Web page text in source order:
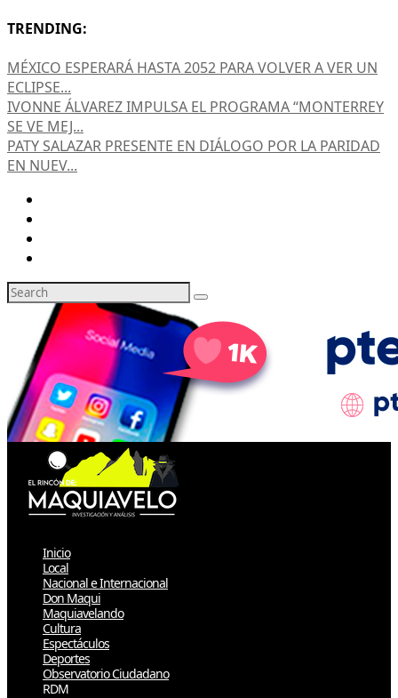
TRENDING:
MÉXICO ESPERARÁ HASTA 2052 PARA VOLVER A VER UN
ECLIPSE...
IVONNE ÁLVAREZ IMPULSA EL PROGRAMA “MONTERREY
SE VE MEJ...
PATY SALAZAR PRESENTE EN DIÁLOGO POR LA PARIDAD
EN NUEV...
Inicio
Local
Nacional e Internacional
Don Maqui
Maquiavelando
Cultura
Espectáculos
Deportes
Observatorio Ciudadano
RDM